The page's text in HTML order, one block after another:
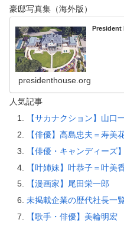
豪邸写真集（海外版）
President
presidenthouse.org
人気記事
【サカナクション】山口
【俳優】高島忠夫＝寿美
【俳優・キャンディーズ
【叶姉妹】叶恭子＝叶美
【漫画家】尾田栄一郎
未掲載企業の歴代社長一
【歌手・俳優】美輪明宏